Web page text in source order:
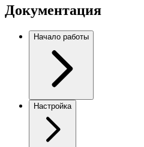
Документация
Начало работы
Настройка